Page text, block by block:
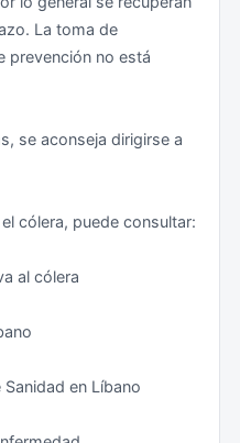
una dirección particular,
teléfono de la persona
de que el/la viajero/a no
En caso de figurar en
ordenar el regreso al
imposibilidad de salir
La toma de
prevención no está
se aconseja dirigirse a
cólera, puede consultar:
al cólera
en Líbano